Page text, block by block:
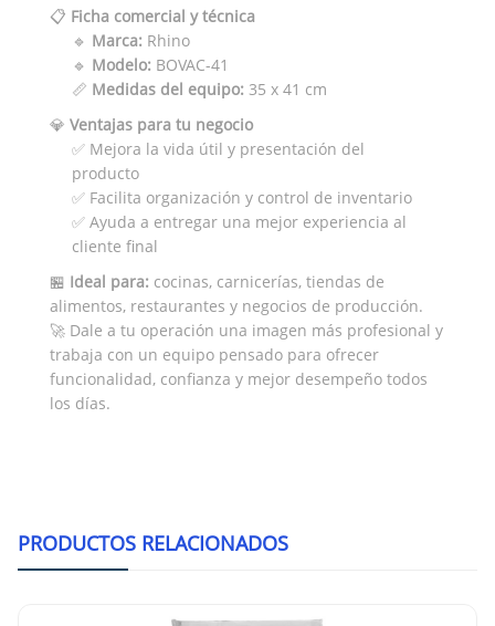
📋 Ficha comercial y técnica
🔹 Marca: Rhino
🔹 Modelo: BOVAC-41
📏 Medidas del equipo: 35 x 41 cm
💎 Ventajas para tu negocio
✅ Mejora la vida útil y presentación del
producto
✅ Facilita organización y control de inventario
✅ Ayuda a entregar una mejor experiencia al
cliente final
🏪 Ideal para: cocinas, carnicerías, tiendas de
alimentos, restaurantes y negocios de producción.
🚀 Dale a tu operación una imagen más profesional y
trabaja con un equipo pensado para ofrecer
funcionalidad, confianza y mejor desempeño todos
los días.
PRODUCTOS RELACIONADOS